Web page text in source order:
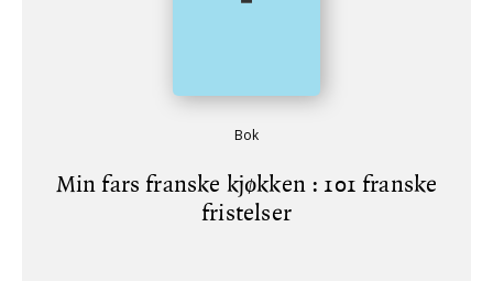
Bok
Min fars franske kjøkken : 101 franske
fristelser